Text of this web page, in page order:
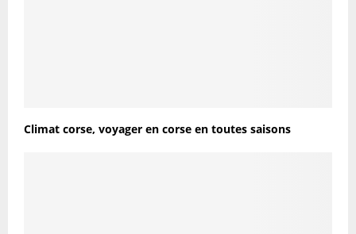
Climat corse, voyager en corse en toutes saisons